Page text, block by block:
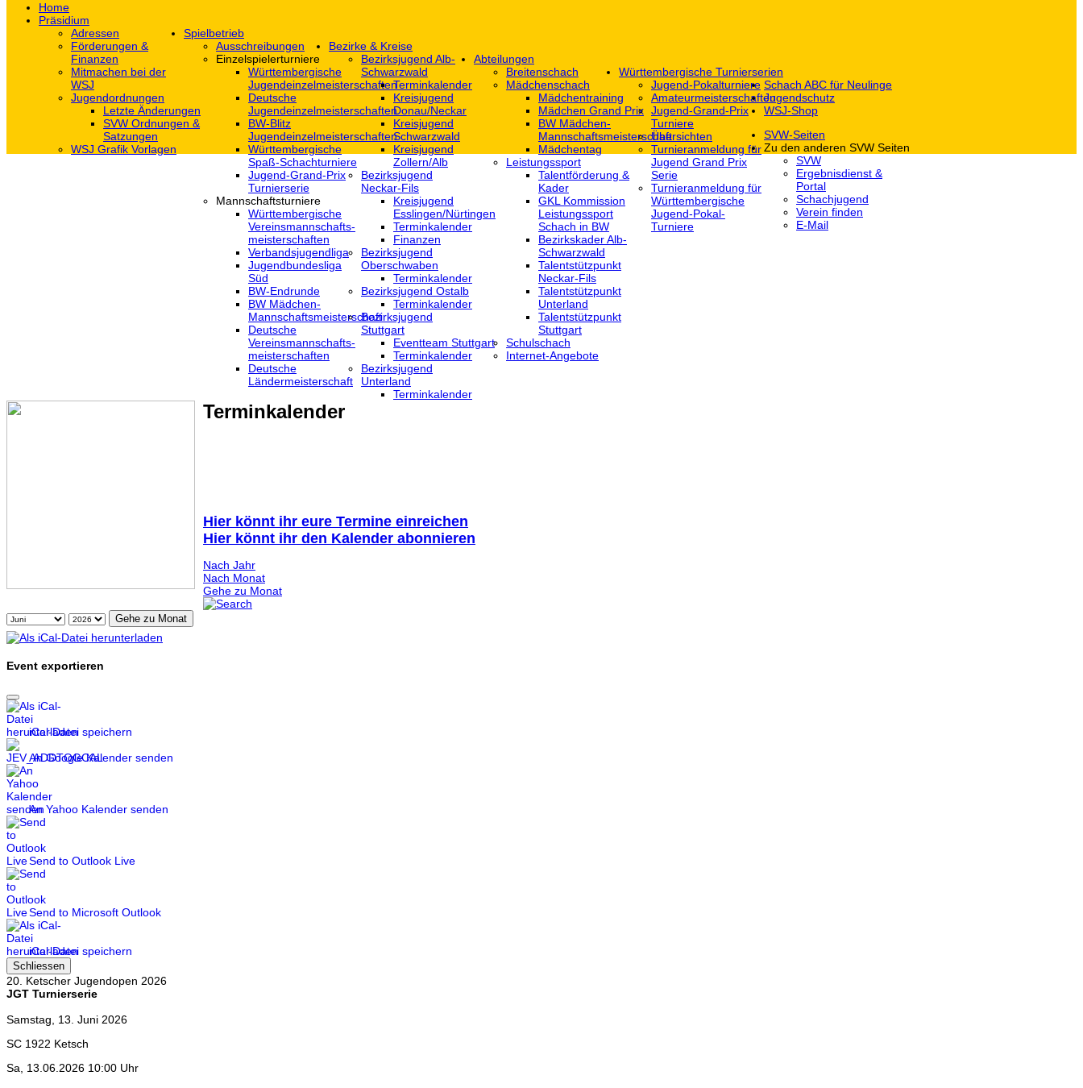
Home
Präsidium
Adressen
Förderungen &
Finanzen
Mitmachen bei der
WSJ
Jugendordnungen
Letzte Änderungen
SVW Ordnungen &
Satzungen
WSJ Grafik Vorlagen
Spielbetrieb
Ausschreibungen
Einzelspielerturniere
Württembergische
Jugendeinzelmeisterschaften
Deutsche
Jugendeinzelmeisterschaften
BW-Blitz
Jugendeinzelmeisterschaften
Württembergische
Spaß-Schachturniere
Jugend-Grand-Prix
Turnierserie
Mannschaftsturniere
Württembergische
Vereinsmannschafts-
meisterschaften
Verbandsjugendliga
Jugendbundesliga
Süd
BW-Endrunde
BW Mädchen-
Mannschaftsmeisterschaft
Deutsche
Vereinsmannschafts-
meisterschaften
Deutsche
Ländermeisterschaft
Bezirke & Kreise
Bezirksjugend Alb-
Schwarzwald
Terminkalender
Kreisjugend
Donau/Neckar
Kreisjugend
Schwarzwald
Kreisjugend
Zollern/Alb
Bezirksjugend
Neckar-Fils
Kreisjugend
‎Esslingen/Nürtingen
Terminkalender
Finanzen
Bezirksjugend
Oberschwaben
Terminkalender
Bezirksjugend Ostalb
Terminkalender
Bezirksjugend
Stuttgart
‎Eventteam Stuttgart
Terminkalender
Bezirksjugend
Unterland
Terminkalender
Abteilungen
Breitenschach
Mädchenschach
Mädchentraining
Mädchen Grand Prix
BW Mädchen-
Mannschaftsmeisterschaft
Mädchentag
Leistungssport
Talentförderung &
Kader
GKL Kommission
Leistungssport
Schach in BW
Bezirkskader Alb-
Schwarzwald
Talentstützpunkt
Neckar-Fils
Talentstützpunkt
Unterland
Talentstützpunkt
Stuttgart
Schulschach
Internet-Angebote
Württembergische Turnierserien
Jugend-Pokalturniere
Amateurmeisterschaften
Jugend-Grand-Prix
Turniere
Übersichten
Turnieranmeldung für
Jugend Grand Prix
Serie
Turnieranmeldung für
Württembergische
Jugend-Pokal-
Turniere
Schach ABC für Neulinge
Jugendschutz
WSJ-Shop
SVW-Seiten
Zu den anderen SVW Seiten
SVW
Ergebnisdienst &
Portal
Schachjugend
Verein finden
E-Mail
Terminkalender
Hier könnt ihr eure Termine einreichen
Hier könnt ihr den Kalender abonnieren
Nach Jahr
Nach Monat
Gehe zu Monat
Gehe zu Monat
Event exportieren
iCal-Datei speichern
An Google Kalender senden
An Yahoo Kalender senden
Send to Outlook Live
Send to Microsoft Outlook
iCal-Datei speichern
Schliessen
20. Ketscher Jugendopen 2026
JGT Turnierserie
Samstag, 13. Juni 2026
SC 1922 Ketsch
Sa, 13.06.2026 10:00 Uhr